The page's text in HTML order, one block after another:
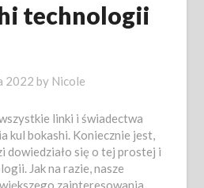
technologii
2022 by Nicole
linki i świadectwa
kul bokashi. Koniecznie jest,
dowiedziało się o tej prostej i
Jak na razie, nasze
zainteresowania,